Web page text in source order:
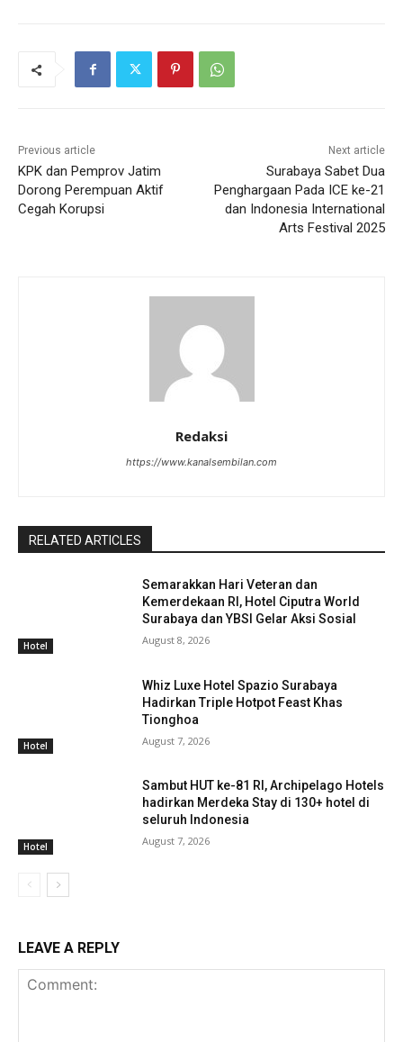
Previous article
KPK dan Pemprov Jatim
Dorong Perempuan Aktif
Cegah Korupsi
Next article
Surabaya Sabet Dua
Penghargaan Pada ICE ke-21
dan Indonesia International
Arts Festival 2025
Redaksi
https://www.kanalsembilan.com
RELATED ARTICLES
Hotel
Semarakkan Hari Veteran dan
Kemerdekaan RI, Hotel Ciputra World
Surabaya dan YBSI Gelar Aksi Sosial
August 8, 2026
Hotel
Whiz Luxe Hotel Spazio Surabaya
Hadirkan Triple Hotpot Feast Khas
Tionghoa
August 7, 2026
Hotel
Sambut HUT ke-81 RI, Archipelago Hotels
hadirkan Merdeka Stay di 130+ hotel di
seluruh Indonesia
August 7, 2026
LEAVE A REPLY